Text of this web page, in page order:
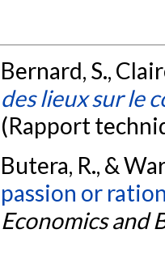
Bernard, S.,
des lieux sur le
(Rapport
Butera, R., &
passion or
Economics and